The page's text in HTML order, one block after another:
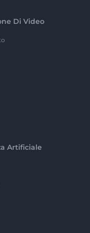
Di Video
Artificiale